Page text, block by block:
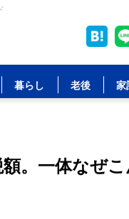
暮らし 老後 家
。一体なぜ